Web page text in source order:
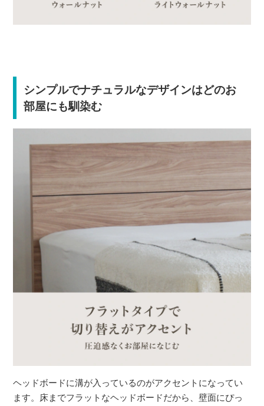
シンプルでナチュラルなデザインはどのお
部屋にも馴染む
ヘッドボードに溝が入っているのがアクセントになってい
ます。床までフラットなヘッドボードだから、壁面にぴっ